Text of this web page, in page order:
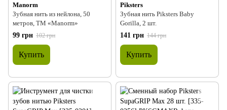
Manorm
Зубная нить из нейлона, 50
метров, ТМ «Manorm»
99 грн 102 грн
Купить
Piksters
Зубная нить Piksters Baby
Gorilla, 2 шт.
141 грн 144 грн
Купить